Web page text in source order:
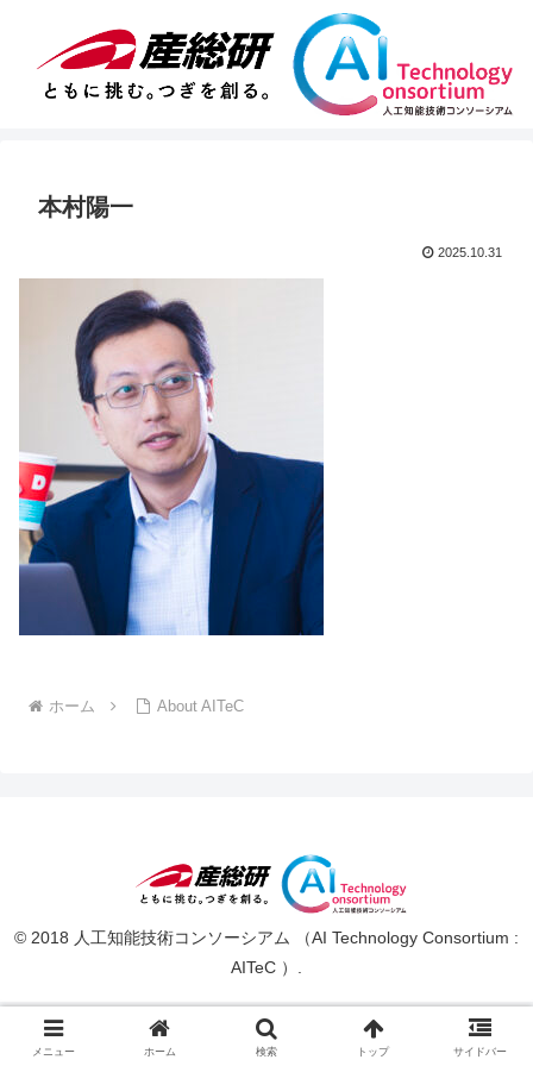
本村陽一
2025.10.31
ホーム About AITeC
© 2018 人工知能技術コンソーシアム （AI Technology Consortium :
AITeC ）.
メニュー ホーム 検索 トップ サイドバー